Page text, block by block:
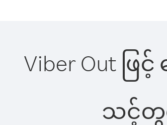
Viber Out ဖြ
သင့်တွ